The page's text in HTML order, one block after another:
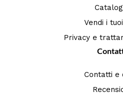
Vendi i
Privacy e
Contatti e